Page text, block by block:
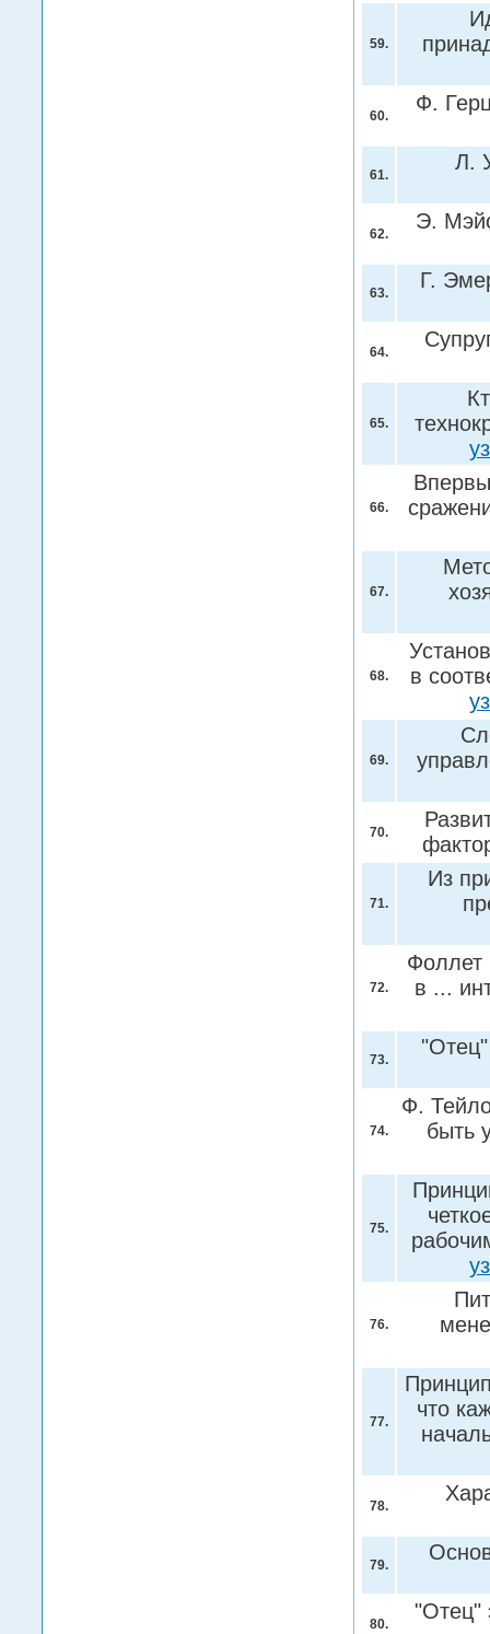
59.
60.
Ф.
61.
Л.
62.
Э.
63.
Г.
64.
65.
66.
67.
68.
в
69.
70.
71.
Из
72.
Фоллет
в ...
73.
74.
Ф.
быть
75.
76.
77.
что
78.
79.
80.
"Отец"